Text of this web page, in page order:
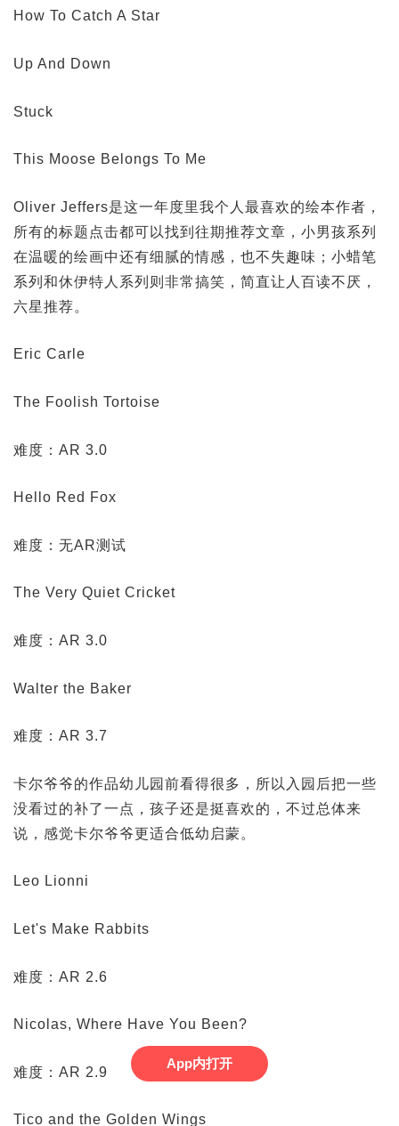
How To Catch A Star
Up And Down
Stuck
This Moose Belongs To Me
Oliver Jeffers是这一年度里我个人最喜欢的绘本作者，
所有的标题点击都可以找到往期推荐文章，小男孩系列
在温暖的绘画中还有细腻的情感，也不失趣味；小蜡笔
系列和休伊特人系列则非常搞笑，简直让人百读不厌，
六星推荐。
Eric Carle
The Foolish Tortoise
难度：AR 3.0
Hello Red Fox
难度：无AR测试
The Very Quiet Cricket
难度：AR 3.0
Walter the Baker
难度：AR 3.7
卡尔爷爷的作品幼儿园前看得很多，所以入园后把一些
没看过的补了一点，孩子还是挺喜欢的，不过总体来
说，感觉卡尔爷爷更适合低幼启蒙。
Leo Lionni
Let's Make Rabbits
难度：AR 2.6
Nicolas, Where Have You Been?
难度：AR 2.9
Tico and the Golden Wings
App内打开